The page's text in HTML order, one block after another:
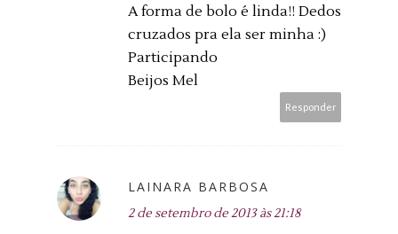
A forma de bolo é linda!! Dedos
cruzados pra ela ser minha :)
Participando
Beijos Mel
Responder
LAINARA BARBOSA
2 de setembro de 2013 às 21:18